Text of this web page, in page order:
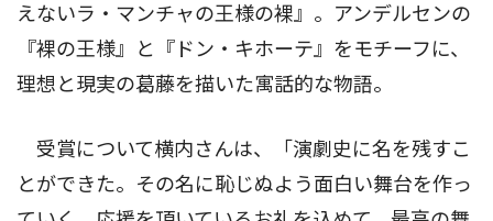
えないラ・マンチャの王様の裸』。アンデルセンの
『裸の王様』と『ドン・キホーテ』をモチーフに、
理想と現実の葛藤を描いた寓話的な物語。
受賞について横内さんは、「演劇史に名を残すこ
とができた。その名に恥じぬよう面白い舞台を作っ